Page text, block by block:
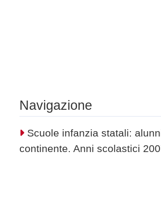
Navigazione
Scuole infanzia statali:
continente. Anni scolastici